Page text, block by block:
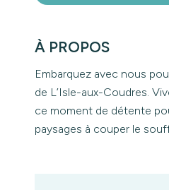
À PROPOS
Embarquez avec nous
de L’Isle-aux-Coudres.
ce moment de détente
paysages à couper le